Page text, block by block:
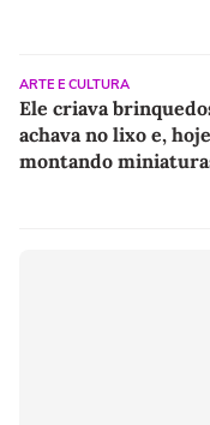
ARTE E CULTURA
Ele criava
achava no lixo e,
montando